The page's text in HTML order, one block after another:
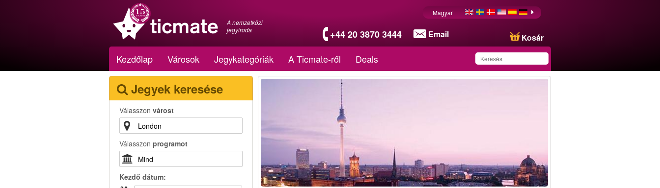
A nemzetközi
jegyiroda
+44 20 3870 3444 Email Kosár
Magyar
Kezdőlap Városok Jegykategóriák A Ticmate-ről Deals
Jegyek keresése
Válasszon várost
Válasszon programot
Kezdő dátum: